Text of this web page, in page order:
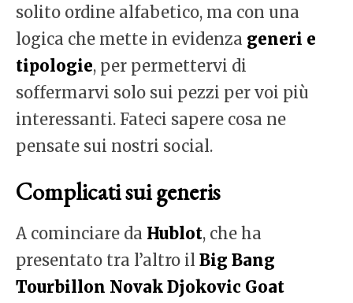
solito ordine alfabetico, ma con una
logica che mette in evidenza generi e
tipologie, per permettervi di
soffermarvi solo sui pezzi per voi più
interessanti. Fateci sapere cosa ne
pensate sui nostri social.
Complicati sui generis
A cominciare da Hublot, che ha
presentato tra l’altro il Big Bang
Tourbillon Novak Djokovic Goat